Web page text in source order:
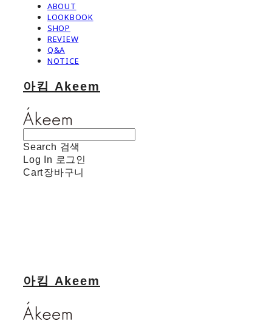
ABOUT
LOOKBOOK
SHOP
REVIEW
Q&A
NOTICE
아킴 Akeem
Search 검색
Log In 로그인
Cart장바구니
아킴 Akeem